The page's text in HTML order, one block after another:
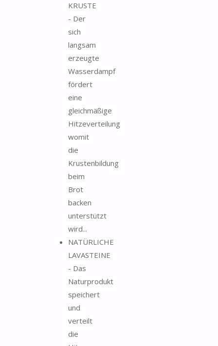
KRUSTE
- Der
sich
langsam
erzeugte
Wasserdampf
fördert
eine
gleichmäßige
Hitzeverteilung
womit
die
Krustenbildung
beim
Brot
backen
unterstützt
wird...
NATÜRLICHE
LAVASTEINE
- Das
Naturprodukt
speichert
und
verteilt
die